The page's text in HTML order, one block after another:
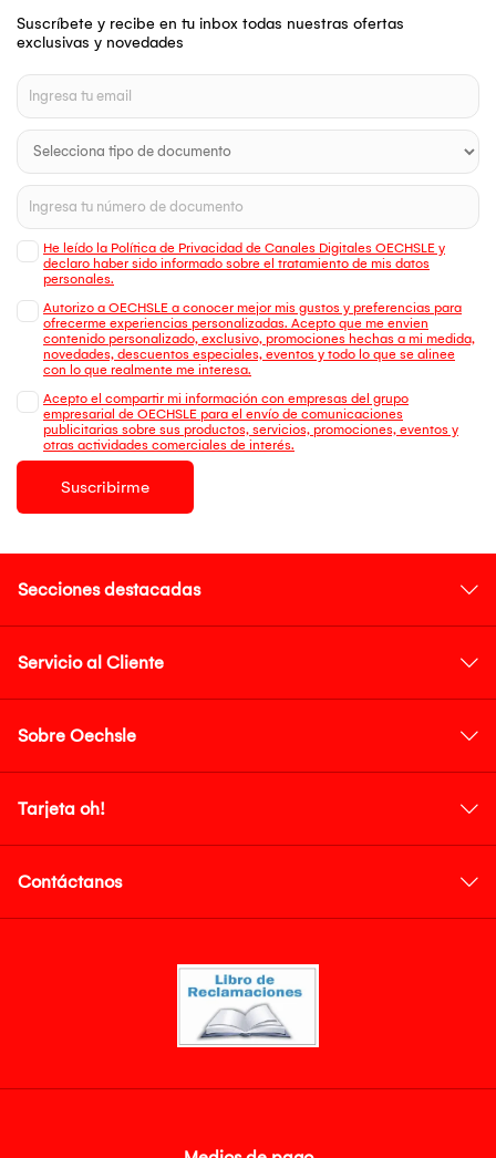
Suscríbete y recibe en tu inbox todas nuestras ofertas
exclusivas y novedades
He leído la Política de Privacidad de Canales Digitales OECHSLE y
declaro haber sido informado sobre el tratamiento de mis datos
personales.
Autorizo a OECHSLE a conocer mejor mis gustos y preferencias para
ofrecerme experiencias personalizadas. Acepto que me envien
contenido personalizado, exclusivo, promociones hechas a mi medida,
novedades, descuentos especiales, eventos y todo lo que se alinee
con lo que realmente me interesa.
Acepto el compartir mi información con empresas del grupo
empresarial de OECHSLE para el envío de comunicaciones
publicitarias sobre sus productos, servicios, promociones, eventos y
otras actividades comerciales de interés.
Suscribirme
Secciones destacadas
Servicio al Cliente
Sobre Oechsle
Tarjeta oh!
Contáctanos